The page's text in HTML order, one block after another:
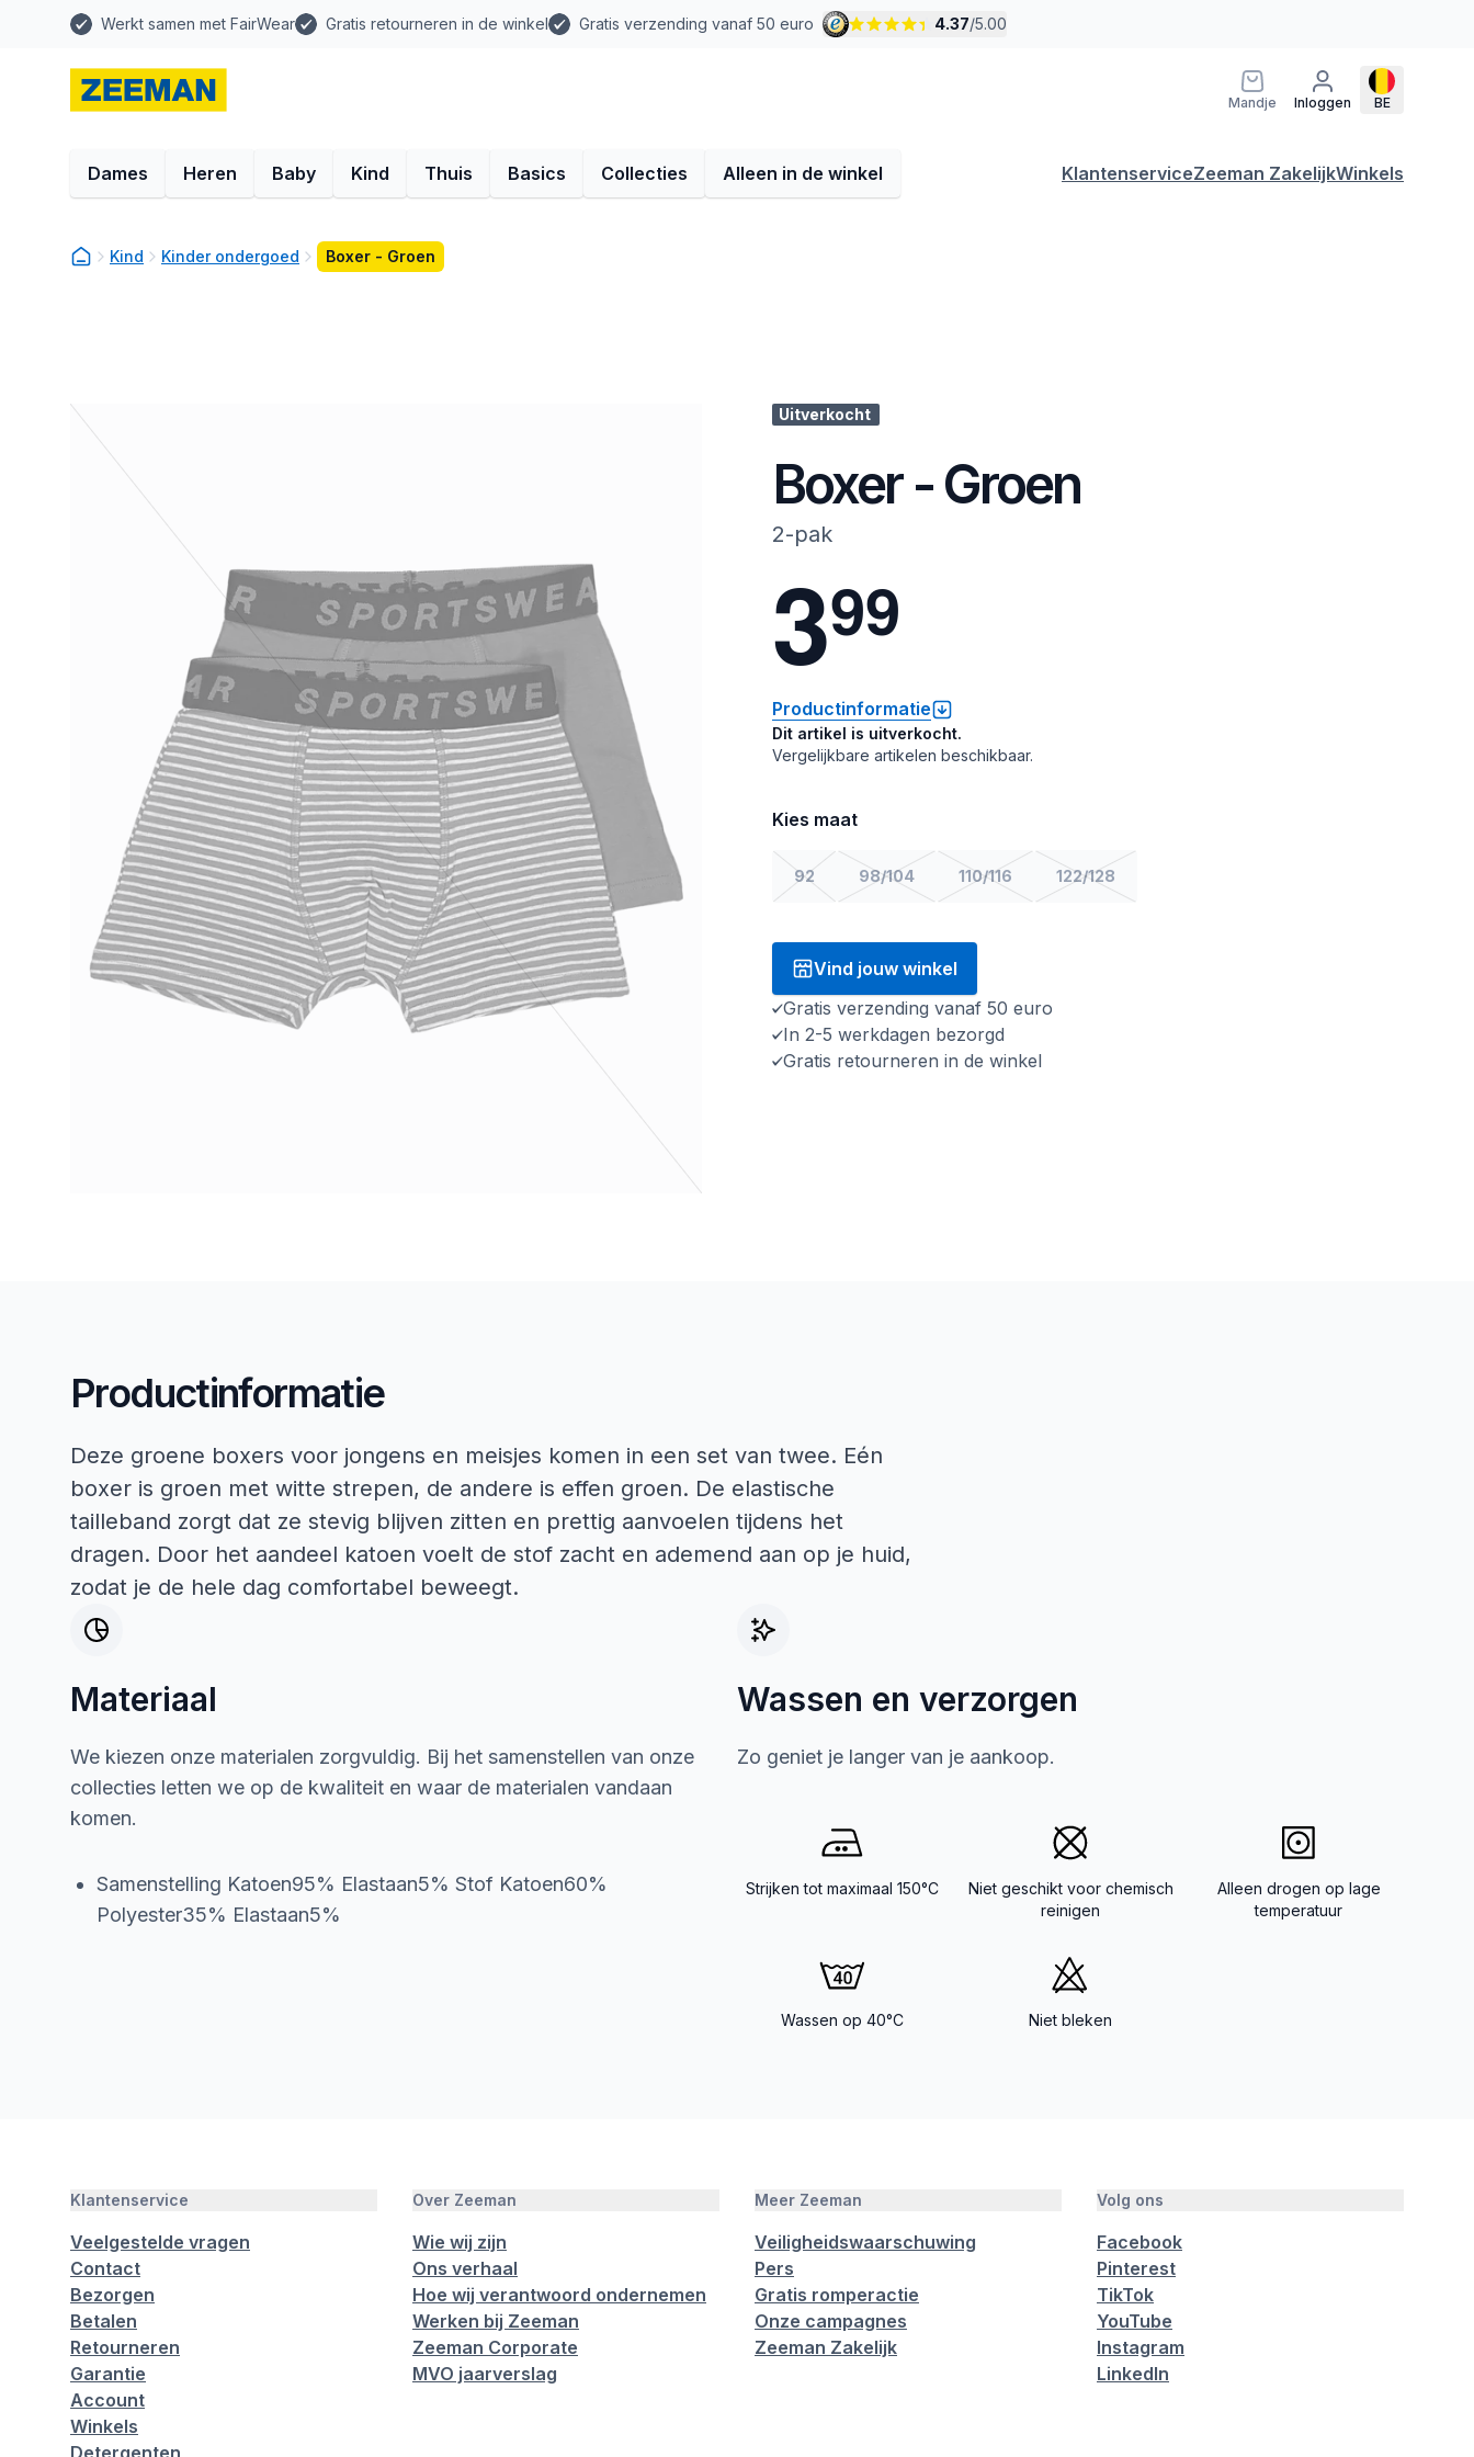
Werkt samen met FairWear Gratis retourneren in de winkel Gratis verzending vanaf 50 euro 4.37/5.00
Mandje Inloggen BE
Dames Heren Baby Kind Thuis Basics Collecties Alleen in de winkel KlantenserviceZeeman ZakelijkWinkels
Kind Kinder ondergoed Boxer - Groen
Uitverkocht
Boxer - Groen
2-pak
399
Productinformatie
Dit artikel is uitverkocht.
Vergelijkbare artikelen beschikbaar.
Kies maat
92 98/104 110/116 122/128
Vind jouw winkel
Gratis verzending vanaf 50 euro
In 2-5 werkdagen bezorgd
Gratis retourneren in de winkel
Productinformatie
Deze groene boxers voor jongens en meisjes komen in een set van twee. Eén
boxer is groen met witte strepen, de andere is effen groen. De elastische
tailleband zorgt dat ze stevig blijven zitten en prettig aanvoelen tijdens het
dragen. Door het aandeel katoen voelt de stof zacht en ademend aan op je huid,
zodat je de hele dag comfortabel beweegt.
Materiaal
We kiezen onze materialen zorgvuldig. Bij het samenstellen van onze
collecties letten we op de kwaliteit en waar de materialen vandaan
komen.
Samenstelling Katoen95% Elastaan5% Stof Katoen60%
Polyester35% Elastaan5%
Wassen en verzorgen
Zo geniet je langer van je aankoop.
Strijken tot maximaal 150°C
Niet geschikt voor chemisch
reinigen
Alleen drogen op lage
temperatuur
Wassen op 40°C Niet bleken
Klantenservice
Veelgestelde vragen
Contact
Bezorgen
Betalen
Retourneren
Garantie
Account
Winkels
Detergenten
Over Zeeman
Wie wij zijn
Ons verhaal
Hoe wij verantwoord ondernemen
Werken bij Zeeman
Zeeman Corporate
MVO jaarverslag
Meer Zeeman
Veiligheidswaarschuwing
Pers
Gratis romperactie
Onze campagnes
Zeeman Zakelijk
Volg ons
Facebook
Pinterest
TikTok
YouTube
Instagram
LinkedIn